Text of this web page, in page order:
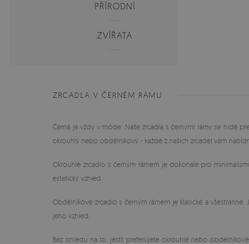
PŘÍRODNÍ
ZVÍŘATA
ZRCADLA V ČERNÉM RÁMU
Černá je vždy v móde. Naše zrcadla s černými rámy se hrdě
okrouhlý nebo obdélníkový - každé z našich zrcadel vám
Okrouhlé zrcadlo s černým rámem je dokonalé pro
estetický vzhled.
Obdélníkové zrcadlo s černým rámem je klasické a
jeho vzhled.
Bez ohledu na to, jestli preferujete okrouhlé nebo